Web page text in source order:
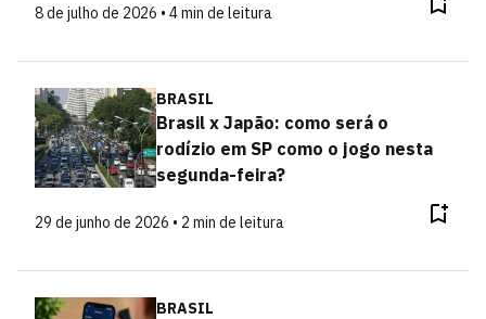
8 de julho de 2026 • 4 min de leitura
BRASIL
Brasil x Japão: como será o
rodízio em SP como o jogo nesta
segunda-feira?
29 de junho de 2026 • 2 min de leitura
BRASIL